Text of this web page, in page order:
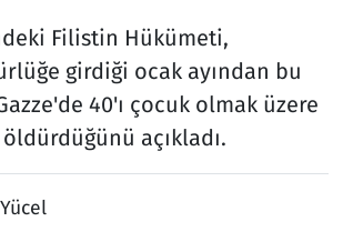
Filistin Hükümeti,
girdiği ocak ayından bu
40'ı çocuk olmak üzere
açıkladı.